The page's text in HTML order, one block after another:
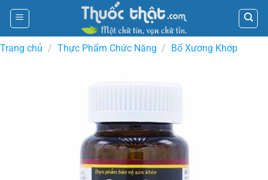
Skip
content
Trang chủ / Thực Phẩm Chức Năng / Bổ Xương Khớp